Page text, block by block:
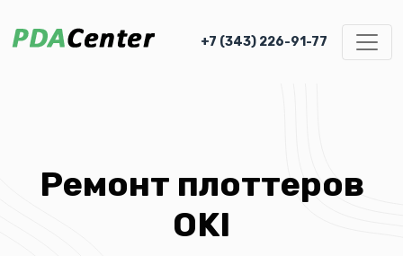
+7 (343) 226-91-77
Ремонт плоттеров
OKI